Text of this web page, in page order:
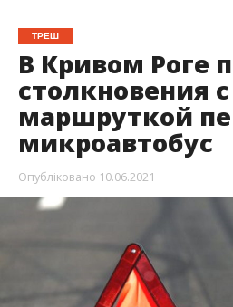
ТРЕШ
В Кривом Роге
столкновения с
маршруткой
микроавтобус
Опубліковано 10.06.2021